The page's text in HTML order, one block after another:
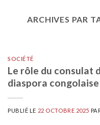
ARCHIVES PAR
SOCIÉTÉ
Le rôle du consulat
diaspora congolaise
PUBLIÉ LE 22 OCTOBRE 2025